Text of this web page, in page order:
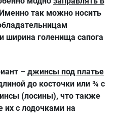
так можно носить
ширина голенища сапога
– джинсы под платье
до косточки или ¾ с
(лосины), что также
их с лодочками на